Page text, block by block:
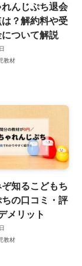
んじぷち退会
？解約料や受
ついて解説
教材
知るこどもち
の口コミ・評
メリット
教材